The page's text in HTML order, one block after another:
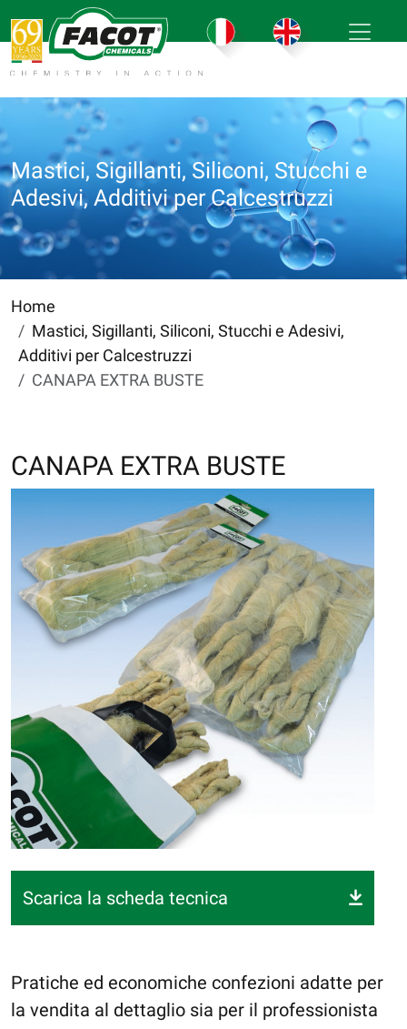
Mastici, Sigillanti, Siliconi, Stucchi e
Adesivi, Additivi per Calcestruzzi
Home
Mastici, Sigillanti, Siliconi, Stucchi e Adesivi,
Additivi per Calcestruzzi
CANAPA EXTRA BUSTE
CANAPA EXTRA BUSTE
Scarica la scheda tecnica
Pratiche ed economiche confezioni adatte per
la vendita al dettaglio sia per il professionista